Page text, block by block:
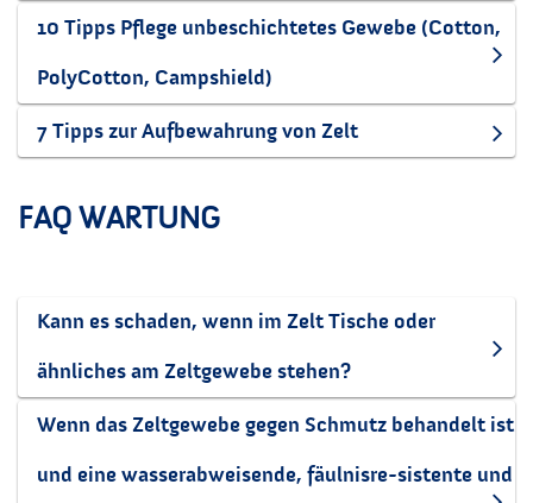
10 Tipps Pflege unbeschichtetes Gewebe (Cotton,
PolyCotton, Campshield)
7 Tipps zur Aufbewahrung von Zelt
FAQ WARTUNG
Kann es schaden, wenn im Zelt Tische oder
ähnliches am Zeltgewebe stehen?
Wenn das Zeltgewebe gegen Schmutz behandelt ist
und eine wasserabweisende, fäulnisre-sistente und